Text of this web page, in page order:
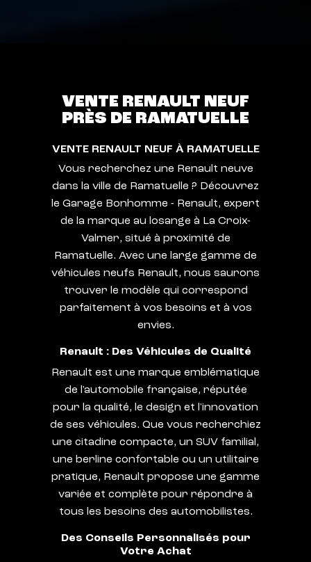
VENTE RENAULT NEUF
PRÈS DE RAMATUELLE
VENTE RENAULT NEUF À RAMATUELLE
Vous recherchez une Renault neuve
dans la ville de Ramatuelle ? Découvrez
le Garage Bonhomme - Renault, expert
de la marque au losange à La Croix-
Valmer, situé à proximité de
Ramatuelle. Avec une large gamme de
véhicules neufs Renault, nous saurons
trouver le modèle qui correspond
parfaitement à vos besoins et à vos
envies.
Renault : Des Véhicules de Qualité
Renault est une marque emblématique
de l'automobile française, réputée
pour la qualité, le design et l'innovation
de ses véhicules. Que vous recherchiez
une citadine compacte, un SUV familial,
une berline confortable ou un utilitaire
pratique, Renault propose une gamme
variée et complète pour répondre à
tous les besoins des automobilistes.
Des Conseils Personnalisés pour
Votre Achat